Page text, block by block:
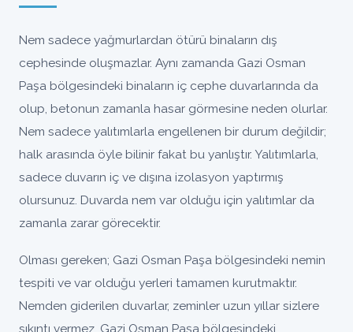
Nem sadece yağmurlardan ötürü binaların dış
cephesinde oluşmazlar. Aynı zamanda Gazi Osman
Paşa bölgesindeki binaların iç cephe duvarlarında da
olup, betonun zamanla hasar görmesine neden olurlar.
Nem sadece yalıtımlarla engellenen bir durum değildir;
halk arasında öyle bilinir fakat bu yanlıştır. Yalıtımlarla,
sadece duvarın iç ve dışına izolasyon yaptırmış
olursunuz. Duvarda nem var olduğu için yalıtımlar da
zamanla zarar görecektir.
Olması gereken; Gazi Osman Paşa bölgesindeki nemin
tespiti ve var olduğu yerleri tamamen kurutmaktır.
Nemden giderilen duvarlar, zeminler uzun yıllar sizlere
sıkıntı vermez, Gazi Osman Paşa bölgesindeki